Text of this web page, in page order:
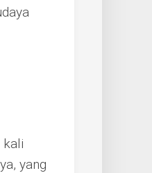
kali
yang